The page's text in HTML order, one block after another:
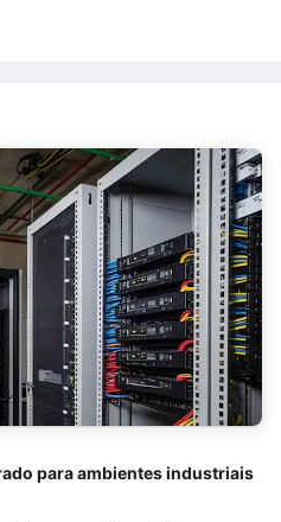
para ambientes industriais